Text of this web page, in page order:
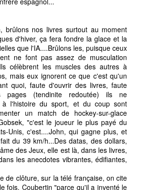
brûlons nos livres surtout au moment
d'hiver, ça fera fondre la glace et la
que l'IA....Brûlons les, puisque ceux
ne font pas assez de musculation
célèbrent les muscles des autres à
mais eux ignorent ce que c'est qu'un
quoi, faute d'ouvrir des livres, faute
pages (tendinite redoutée) ils ne
à l'histoire du sport, et du coup sont
un match de hockey-sur-glace
"c'est le joueur le plus payé du
Unis, c'est....John, qui gagne plus, et
du 39 km/h...Des datas, des dollars,
des Jeux, elle est là, dans les livres,
les anecdotes vibrantes, édifiantes,
de clôture, sur la télé française, on cite
fois, Coubertin "parce qu'il a inventé le